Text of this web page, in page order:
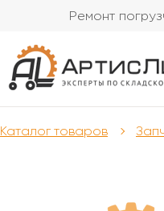
Ремонт
Каталог товаров